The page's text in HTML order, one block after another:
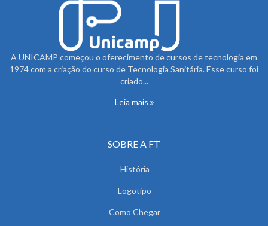
A UNICAMP começou o oferecimento de cursos de tecnologia em
1974 com a criação do curso de Tecnologia Sanitária. Esse curso foi
criado...
Leia mais
SOBRE A FT
História
Logotipo
Como Chegar